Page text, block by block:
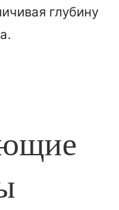
глубину